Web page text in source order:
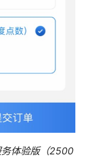
体验版（2500